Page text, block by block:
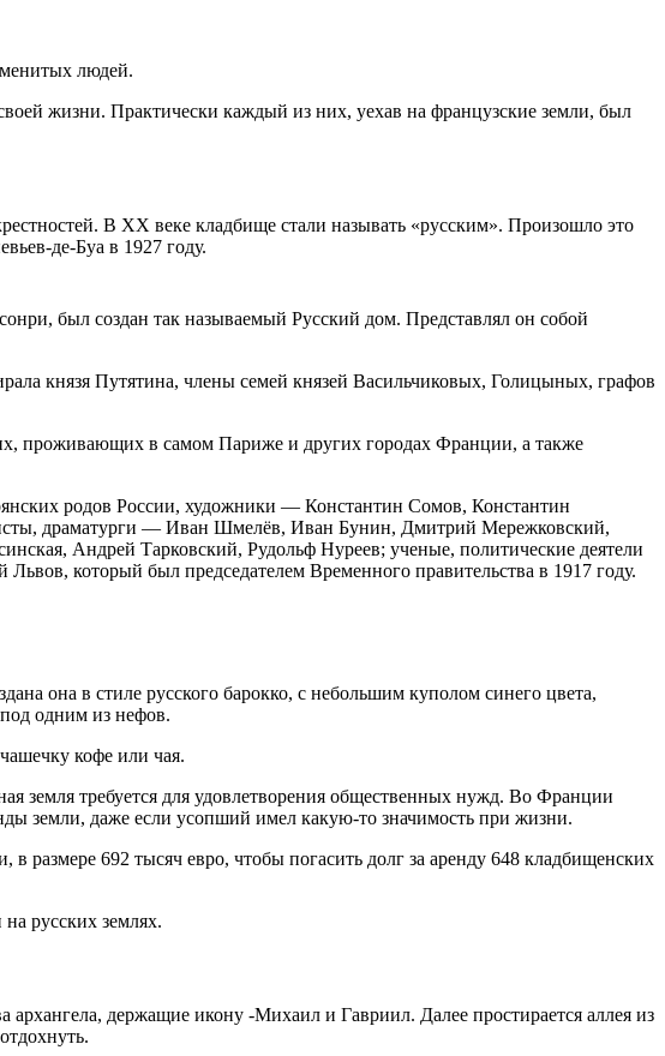
людей.
жизни. Практически каждый из них, уехав на французские земли, был
В XX веке кладбище стали называть «русским». Произошло это
де-Буа в 1927 году.
был создан так называемый Русский дом. Представлял он собой
князя Путятина, члены семей князей Васильчиковых, Голицыных, графов
проживающих в самом Париже и других городах Франции, а также
родов России, художники — Константин Сомов, Константин
драматурги — Иван Шмелёв, Иван Бунин, Дмитрий Мережковский,
Андрей Тарковский, Рудольф Нуреев; ученые, политические деятели
который был председателем Временного правительства в 1917 году.
она в стиле русского барокко, с небольшим куполом синего цвета,
одним из нефов.
кофе или чая.
земля требуется для удовлетворения общественных нужд. Во Франции
земли, даже если усопший имел какую-то значимость при жизни.
размере 692 тысяч евро, чтобы погасить долг за аренду 648 кладбищенских
русских землях.
держащие икону -Михаил и Гавриил. Далее простирается аллея из